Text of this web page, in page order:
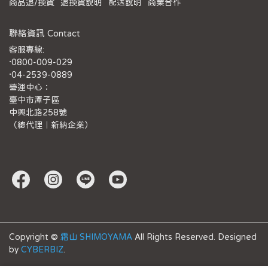
商品退/換貨 退換貨說明 配送說明 商業合作
聯絡資訊 Contact
客服專線:
·0800-009-029
·04-2539-0889
營運中心：
臺中市潭子區
中興北路258號
（總代理｜新納企業）
Copyright © 霜山 SHIMOYAMA All Rights Reserved. Designed
by CYBERBIZ.